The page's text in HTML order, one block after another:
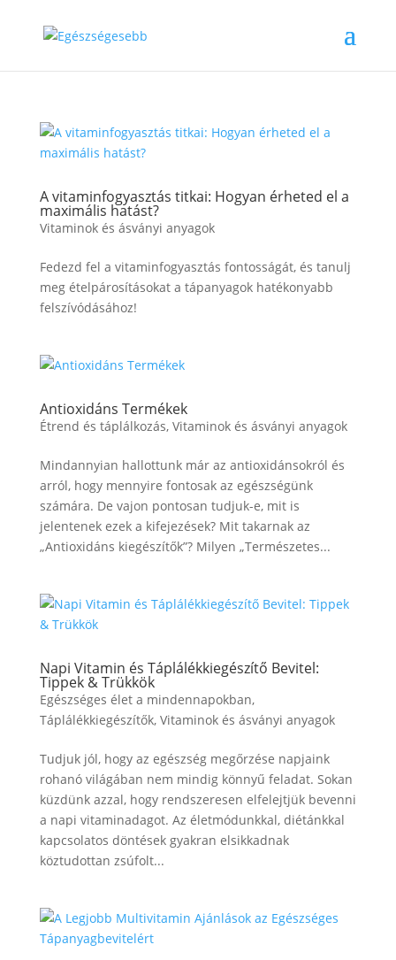
A vitaminfogyasztás titkai: Hogyan érheted el a
maximális hatást?
Vitaminok és ásványi anyagok
Fedezd fel a vitaminfogyasztás fontosságát, és tanulj
meg ételpárosításokat a tápanyagok hatékonyabb
felszívódásához!
Antioxidáns Termékek
Étrend és táplálkozás, Vitaminok és ásványi anyagok
Mindannyian hallottunk már az antioxidánsokról és
arról, hogy mennyire fontosak az egészségünk
számára. De vajon pontosan tudjuk-e, mit is
jelentenek ezek a kifejezések? Mit takarnak az
„Antioxidáns kiegészítők”? Milyen „Természetes...
Napi Vitamin és Táplálékkiegészítő Bevitel:
Tippek & Trükkök
Egészséges élet a mindennapokban,
Táplálékkiegészítők, Vitaminok és ásványi anyagok
Tudjuk jól, hogy az egészség megőrzése napjaink
rohanó világában nem mindig könnyű feladat. Sokan
küzdünk azzal, hogy rendszeresen elfelejtjük bevenni
a napi vitaminadagot. Az életmódunkkal, diétánkkal
kapcsolatos döntések gyakran elsikkadnak
köztudottan zsúfolt...